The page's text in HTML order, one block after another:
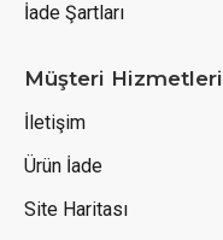
İade Şartları
Müşteri Hizmetleri
İletişim
Ürün İade
Site Haritası